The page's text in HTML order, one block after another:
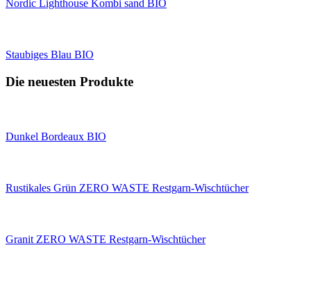
Nordic Lighthouse Kombi sand BIO
Staubiges Blau BIO
Die neuesten Produkte
Dunkel Bordeaux BIO
Rustikales Grün ZERO WASTE Restgarn-Wischtücher
Granit ZERO WASTE Restgarn-Wischtücher